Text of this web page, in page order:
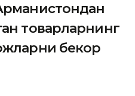
товарларнинг
бекор